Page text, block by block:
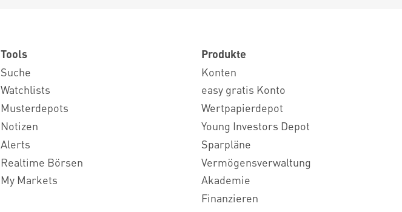
Tools
Suche
Watchlists
Musterdepots
Notizen
Alerts
Realtime Börsen
My Markets
Produkte
Konten
easy gratis Konto
Wertpapierdepot
Young Investors Depot
Sparpläne
Vermögensverwaltung
Akademie
Finanzieren